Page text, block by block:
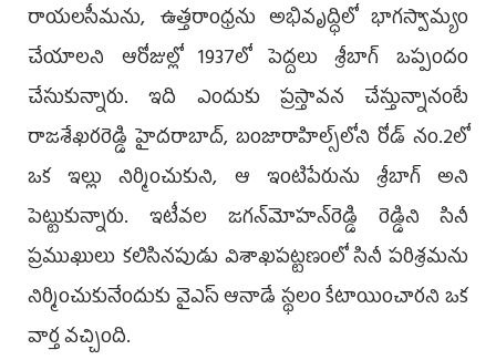
రాయలసీమను, ఉత్తరాంధ్రను అభివృద్ధిలో భాగస్వామ్యం
చేయాలని ఆరోజుల్లో 1937లో పెద్దలు శ్రీబాగ్‌ ఒప్పందం
చేసుకున్నారు. ఇది ఎందుకు ప్రస్తావన చేస్తున్నానంటే
రాజశేఖరరెడ్డి హైదరాబాద్, బంజారాహిల్స్‌లోని రోడ్‌ నం.2లో
ఒక ఇల్లు నిర్మించుకుని, ఆ ఇంటిపేరును శ్రీబాగ్‌ అని
పెట్టుకున్నారు. ఇటీవల జగన్‌మోహన్‌రెడ్డి రెడ్డిని సినీ
ప్రముఖులు కలిసినపుడు విశాఖపట్టణంలో సినీ పరిశ్రమను
నిర్మించుకునేందుకు వైఎస్‌ ఆనాడే స్థలం కేటాయించారని ఒక
వార్త వచ్చింది.